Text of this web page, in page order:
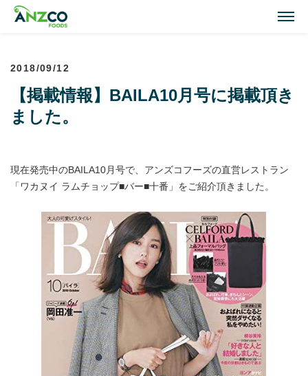
ラム肉のおすすめレシピ
Our Products
Topics
トピックス
About ANZCO Foods
アンズコフーズとは
Contact Us
お問い合わせ
2018/09/12
【掲載情報】BAILA10月号に掲載頂き
ました。
現在発売中のBAILA10月号で、アンズコフーズの直営レストラン
「ワカヌイ ラムチョップ■バー■十番」をご紹介頂きました。